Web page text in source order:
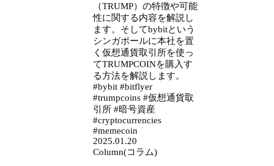
（TRUMP）の特徴や可能
性に関する内容を解説し
ます。そしてbybitという
シンガポールに本社を置
く仮想通貨取引所を使っ
てTRUMPCOINを購入す
る方法を解説します。
#bybit #bitflyer
#trumpcoins #仮想通貨取
引所 #暗号資産
#cryptocurrencies
#memecoin
2025.01.20
Column(コラム)